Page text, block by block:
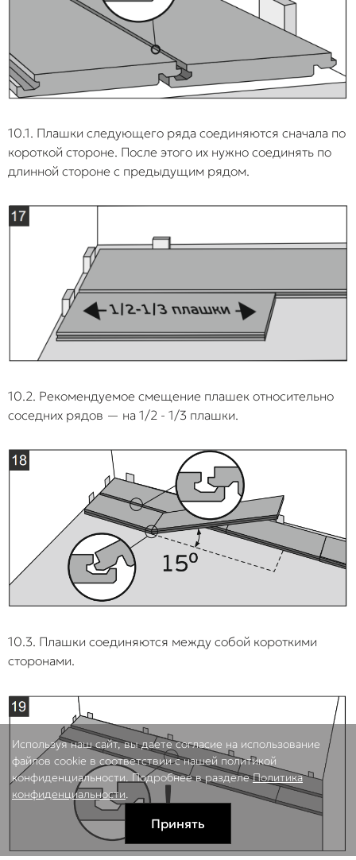
10.1. Плашки следующего ряда соединяются сначала по
короткой стороне. После этого их нужно соединять по
длинной стороне с предыдущим рядом.
10.2. Рекомендуемое смещение плашек относительно
соседних рядов — на 1/2 - 1/3 плашки.
10.3. Плашки соединяются между собой короткими
сторонами.
Используя наш сайт, вы даете согласие на использование
файлов cookie в соответствии с нашей политикой
конфиденциальности. Подробнее в разделеПолитика
конфиденциальности.
Принять